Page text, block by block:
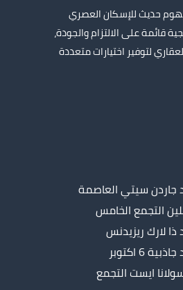
حديث للإسكان العصري
قائمة على الالتزام والجودة،
لتوفير اختيارات متعددة
سيتي العاصمة
التجمع الخامس
لارك ريزيدنس
اكتوبر
ايست التجمع